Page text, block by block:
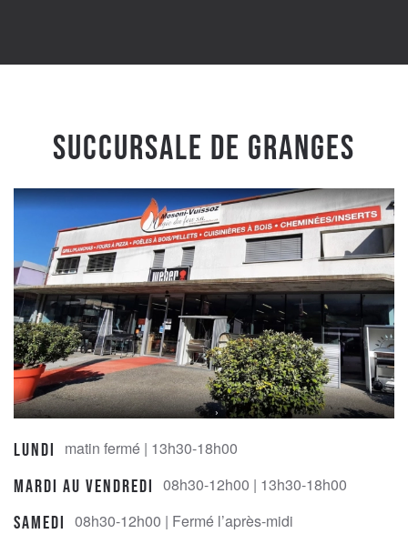
Succursale de Granges
Lundi matin fermé | 13h30-18h00
Mardi au Vendredi 08h30-12h00 | 13h30-18h00
Samedi 08h30-12h00 | Fermé l’après-midi